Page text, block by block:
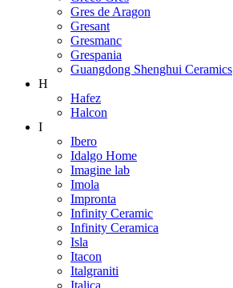
Gres de Aragon
Gresant
Gresmanc
Grespania
Guangdong Shenghui Ceramics
H
Hafez
Halcon
I
Ibero
Idalgo Home
Imagine lab
Imola
Impronta
Infinity Ceramic
Infinity Ceramica
Isla
Itacon
Italgraniti
Italica